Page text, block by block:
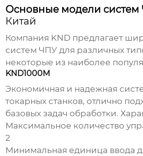
Основные модели
Китай
Компания KND предлагает
систем ЧПУ для различных
некоторые из наиболее
KND1000M
Экономичная и надежная
токарных станков, отлично
базовых задач обработки.
Максимальное количество
2
Минимальная единица ввода